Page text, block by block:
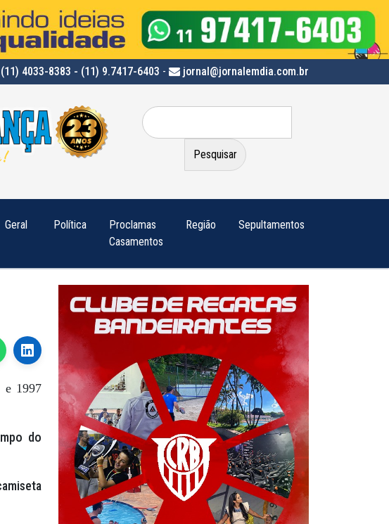
(11) 4033-8383 - (11) 9.7417-6403 - jornal@jornalemdia.com.br
Pesquisar
por:
Geral Política
Proclamas
Casamentos
Região Sepultamentos
e 1997
do